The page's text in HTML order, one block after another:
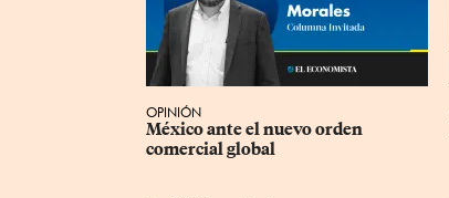
OPINIÓN
México ante el nuevo orden
comercial global